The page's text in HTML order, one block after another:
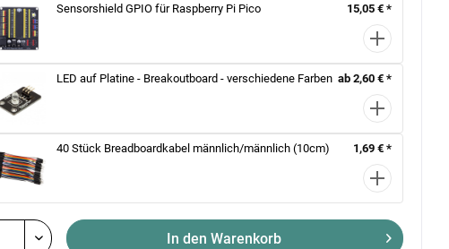
Sensorshield GPIO für Raspberry Pi Pico 15,05 € *
LED auf Platine - Breakoutboard - verschiedene Farben ab 2,60 € *
40 Stück Breadboardkabel männlich/männlich (10cm) 1,69 € *
In den Warenkorb